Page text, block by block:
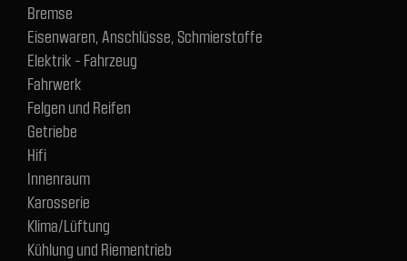
Bremse
Eisenwaren, Anschlüsse, Schmierstoffe
Elektrik - Fahrzeug
Fahrwerk
Felgen und Reifen
Getriebe
Hifi
Innenraum
Karosserie
Klima/Lüftung
Kühlung und Riementrieb